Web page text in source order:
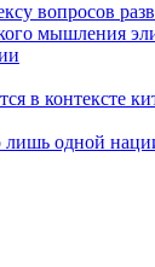
вопросов
мышления
в контексте
лишь одной